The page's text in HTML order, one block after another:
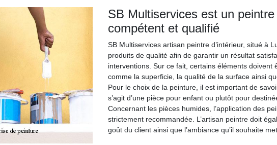
SB Multiservices est un peintre
compétent et qualifié
SB Multiservices artisan peintre d’intérieur, situé à
produits de qualité afin de garantir un résultat
interventions. Sur ce fait, certains éléments doivent
comme la superficie, la qualité de la surface ainsi
Pour le choix de la peinture, il est important de
s’agit d’une pièce pour enfant ou plutôt pour
Concernant les pièces humides, l’application des
strictement recommandée. L’artisan peintre doit
goût du client ainsi que l’ambiance qu’il souhaite